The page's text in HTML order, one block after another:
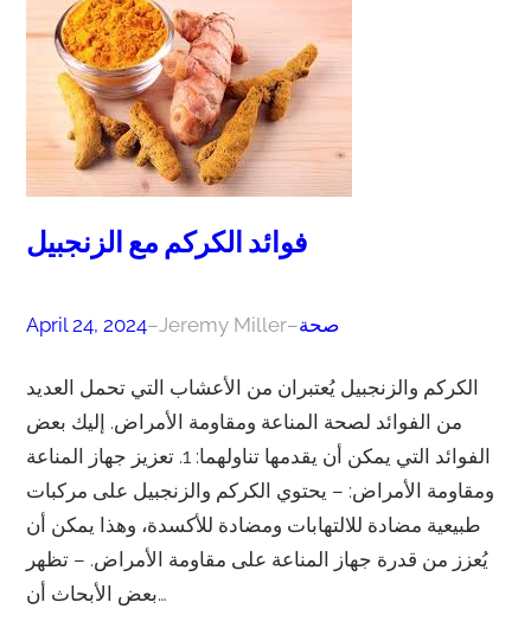
فوائد الكركم مع الزنجبيل
April 24, 2024–Jeremy Miller–صحة
الكركم والزنجبيل يُعتبران من الأعشاب التي تحمل العديد
من الفوائد لصحة المناعة ومقاومة الأمراض. إليك بعض
الفوائد التي يمكن أن يقدمها تناولهما: 1. تعزيز جهاز المناعة
ومقاومة الأمراض: – يحتوي الكركم والزنجبيل على مركبات
طبيعية مضادة للالتهابات ومضادة للأكسدة، وهذا يمكن أن
يُعزز من قدرة جهاز المناعة على مقاومة الأمراض. – تظهر
بعض الأبحاث أن…